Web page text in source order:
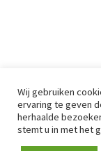
Wij gebruiken
ervaring te geven
herhaalde
stemt u in met het